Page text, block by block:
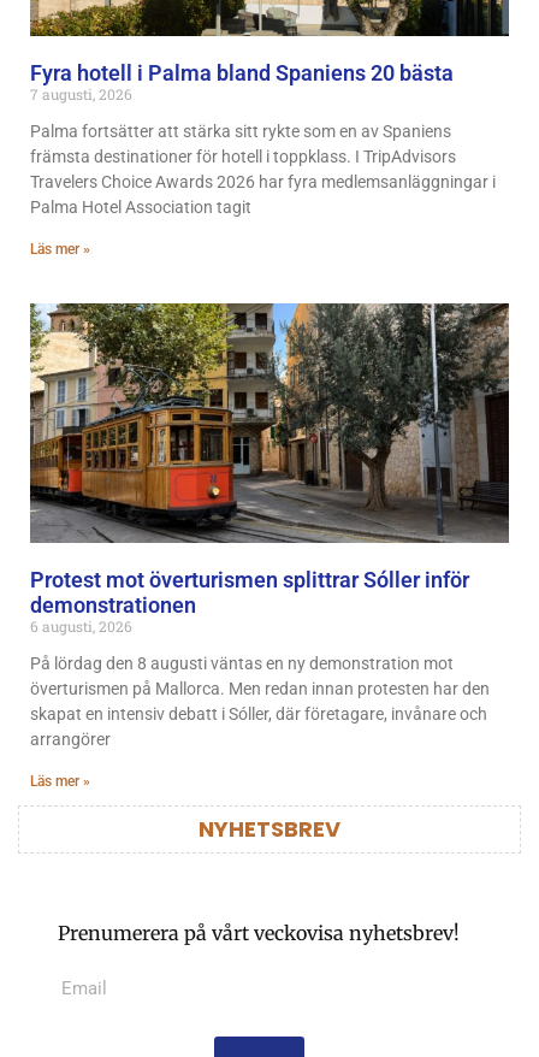
Fyra hotell i Palma bland Spaniens 20 bästa
7 augusti, 2026
Palma fortsätter att stärka sitt rykte som en av Spaniens
främsta destinationer för hotell i toppklass. I TripAdvisors
Travelers Choice Awards 2026 har fyra medlemsanläggningar i
Palma Hotel Association tagit
Läs mer »
Protest mot överturismen splittrar Sóller inför
demonstrationen
6 augusti, 2026
På lördag den 8 augusti väntas en ny demonstration mot
överturismen på Mallorca. Men redan innan protesten har den
skapat en intensiv debatt i Sóller, där företagare, invånare och
arrangörer
Läs mer »
NYHETSBREV
Prenumerera på vårt veckovisa nyhetsbrev!